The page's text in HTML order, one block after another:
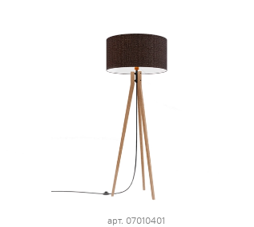
арт. 07010401